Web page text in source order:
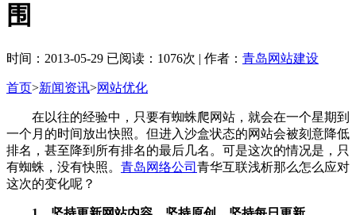
围
时间：2013-05-29 已阅读：1076次 | 作者： 青岛网站建设
首页>新闻资讯>网站优化
在以往的经验中，只要有蜘蛛爬网站，就会在一个星期到
一个月的时间放出快照。但进入沙盒状态的网站会被刻意降低
排名，甚至降到所有排名的最后几名。可是这次的情况是，只
有蜘蛛，没有快照。 青岛网络公司 青华互联浅析那么怎么应对
这次的变化呢？